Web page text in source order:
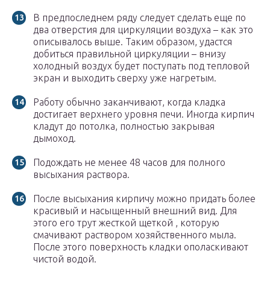
В предпоследнем ряду следует сделать еще по
два отверстия для циркуляции воздуха – как это
описывалось выше. Таким образом, удастся
добиться правильной циркуляции – внизу
холодный воздух будет поступать под тепловой
экран и выходить сверху уже нагретым.
Работу обычно заканчивают, когда кладка
достигает верхнего уровня печи. Иногда кирпич
кладут до потолка, полностью закрывая
дымоход.
Подождать не менее 48 часов для полного
высыхания раствора.
После высыхания кирпичу можно придать более
красивый и насыщенный внешний вид. Для
этого его трут жесткой щеткой , которую
смачивают раствором хозяйственного мыла.
После этого поверхность кладки ополаскивают
чистой водой.